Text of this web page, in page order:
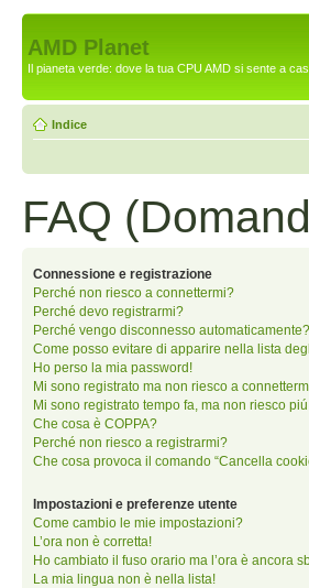
AMD Planet
Il pianeta verde: dove la tua CPU AMD si sente a
Indice
FAQ
Connessione e registrazione
Perché non riesco a connettermi?
Perché devo registrarmi?
Perché vengo disconnesso automaticamente?
Come posso evitare di apparire nella lista
Ho perso la mia password!
Mi sono registrato ma non riesco a
Mi sono registrato tempo fa, ma non riesco
Che cosa è COPPA?
Perché non riesco a registrarmi?
Che cosa provoca il comando “Cancella
Impostazioni e preferenze utente
Come cambio le mie impostazioni?
L’ora non è corretta!
Ho cambiato il fuso orario ma l’ora è ancora
La mia lingua non è nella lista!